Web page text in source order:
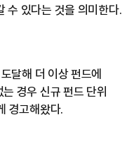
있다는 것을 의미한다.
달해 더 이상 펀드에
경우 신규 펀드 단위
경고해왔다.